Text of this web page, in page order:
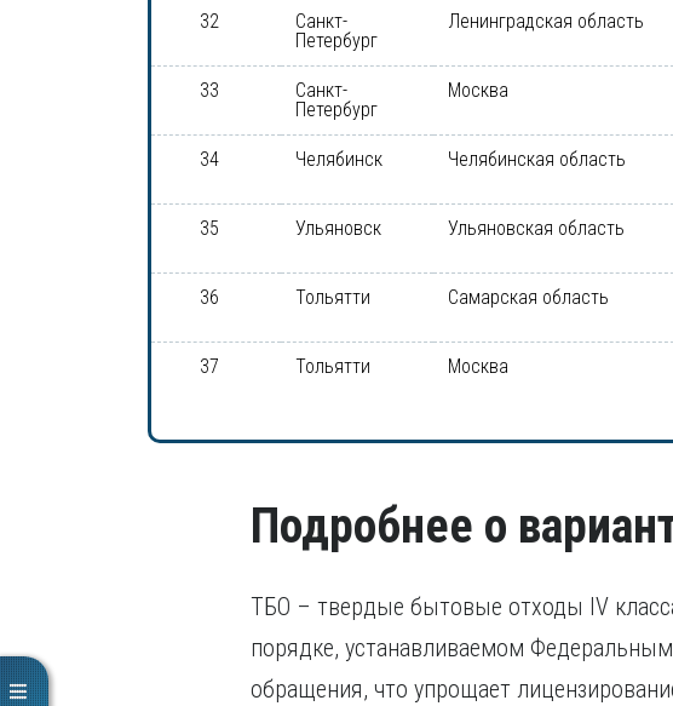
32
Санкт-
Петербург
Ленинградская область
33
Санкт-
Петербург
Москва
34 Челябинск Челябинская область
35 Ульяновск Ульяновская область
36 Тольятти Самарская область
37 Тольятти Москва
Подробнее о
ТБО – твердые бытовые отходы IV
порядке, устанавливаемом
обращения, что упрощает